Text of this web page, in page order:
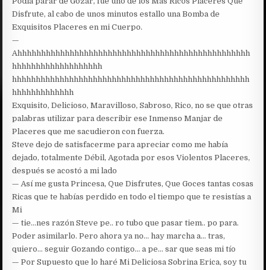
Disfrute, al cabo de unos minutos estallo una Bomba de
Exquisitos Placeres en mi Cuerpo.
—
Ahhhhhhhhhhhhhhhhhhhhhhhhhhhhhhhhhhhhhhhhhhhhhhhhh
hhhhhhhhhhhhhhhhhhh
hhhhhhhhhhhhhhhhhhhhhhhhhhhhhhhhhhhhhhhhhhhhhhhhhh
hhhhhhhhhhhhh
Exquisito, Delicioso, Maravilloso, Sabroso, Rico, no se que otras
palabras utilizar para describir ese Inmenso Manjar de
Placeres que me sacudieron con fuerza.
Steve dejo de satisfacerme para apreciar como me había
dejado, totalmente Débil, Agotada por esos Violentos Placeres,
después se acostó a mi lado
— Así me gusta Princesa, Que Disfrutes, Que Goces tantas cosas
Ricas que te habías perdido en todo el tiempo que te resistías a
Mi
— tie…nes razón Steve pe.. ro tubo que pasar tiem.. po para.
Poder asimilarlo. Pero ahora ya no… hay marcha a… tras,
quiero… seguir Gozando contigo… a pe… sar que seas mi tío
— Por Supuesto que lo haré Mi Deliciosa Sobrina Erica, soy tu